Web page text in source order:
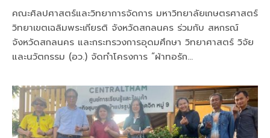
คณะศิลปศาสตร์และวิทยาการจัดการ มหาวิทยาลัยเกษตรศาสตร์
วิทยาเขตเฉลิมพระเกียรติ จังหวัดสกลนคร ร่วมกับ สหกรณ์
จังหวัดสกลนคร และกระทรวงการอุดมศึกษา วิทยาศาสตร์ วิจัย
และนวัตกรรม (อว.) จัดทำโครงการ “ผ้าทอรัก…